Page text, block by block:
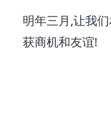
明年三月,让我
获商机和友谊!